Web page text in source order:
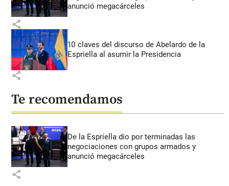
anunció megacárceles
share
10 claves del discurso de Abelardo de la
Espriella al asumir la Presidencia
share
Te recomendamos
De la Espriella dio por terminadas las
negociaciones con grupos armados y
anunció megacárceles
share